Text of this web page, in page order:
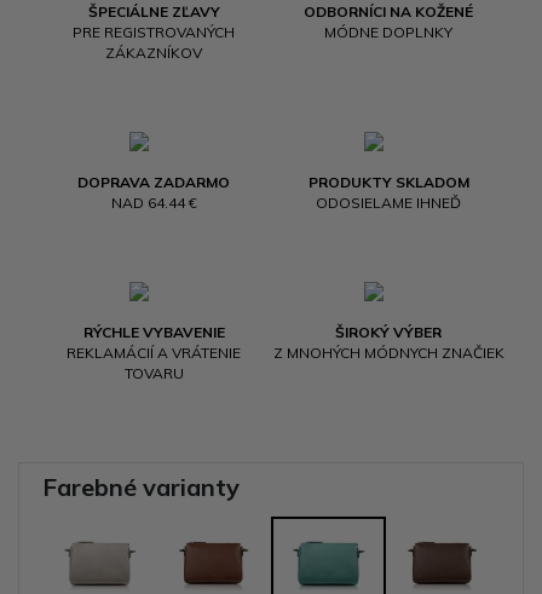
ŠPECIÁLNE ZĽAVY
PRE REGISTROVANÝCH
ZÁKAZNÍKOV
ODBORNÍCI NA KOŽENÉ
MÓDNE DOPLNKY
DOPRAVA ZADARMO
NAD 64.44 €
PRODUKTY SKLADOM
ODOSIELAME IHNEĎ
RÝCHLE VYBAVENIE
REKLAMÁCIÍ A VRÁTENIE
TOVARU
ŠIROKÝ VÝBER
Z MNOHÝCH MÓDNYCH ZNAČIEK
Farebné varianty